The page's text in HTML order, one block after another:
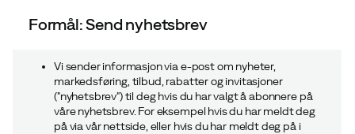
Formål: Send nyhetsbrev
Vi sender informasjon via e-post om nyheter,
markedsføring, tilbud, rabatter og invitasjoner
("nyhetsbrev") til deg hvis du har valgt å abonnere på
våre nyhetsbrev. For eksempel hvis du har meldt deg
på via vår nettside, eller hvis du har meldt deg på i